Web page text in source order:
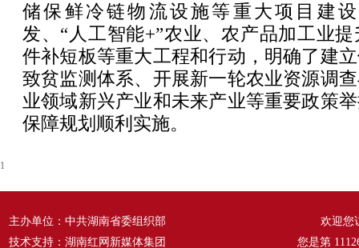
储保鲜冷链物流设施等重大项目建
发、“人工智能+”农业、农产品加工业
件补短板等重大工程和行动，明确了建
致贫监测体系、开展新一轮农业资源调
业领域新兴产业和未来产业等重要政策
保障规划顺利实施。
1
主办单位：中共湖南省委组织部
技术支持：湖南红网新媒体集团
欢迎您
您是第